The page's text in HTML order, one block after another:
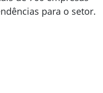
para o setor.